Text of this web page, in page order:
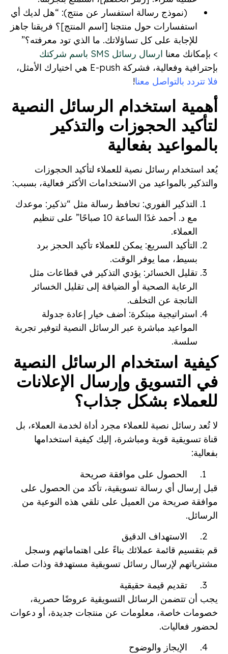
(نموذج رسالة استفسار عن منتج): “هل لديك أي
استفسارات حول منتجنا [اسم المنتج]؟ فريقنا جاهز
للإجابة على كل تساؤلاتك. ما الذي تود معرفته؟”
> بإمكانك معنا ارسال رسائل SMS باسم شركتك
بإحترافية وفعالية، فشركة E-push هي اختيارك الأمثل،
فلا تتردد بالتواصل معنا!
أهمية استخدام الرسائل النصية
لتأكيد الحجوزات والتذكير
بالمواعيد بفعالية
يُعد استخدام رسائل نصية للعملاء لتأكيد الحجوزات
والتذكير بالمواعيد من الاستخدامات الأكثر فعالية، بسبب:
التذكير الفوري: تحافظ رسالة مثل “تذكير: موعدك
مع د. أحمد غدًا الساعة 10 صباحًا” على تنظيم
العملاء.
التأكيد السريع: يمكن للعملاء تأكيد الحجز برد
بسيط، مما يوفر الوقت.
تقليل الخسائر: يؤدي التذكير في قطاعات مثل
الرعاية الصحية أو الضيافة إلى تقليل الخسائر
الناتجة عن التخلف.
استراتيجية مبتكرة: أضف خيار إعادة جدولة
المواعيد مباشرة عبر الرسائل النصية لتوفير تجربة
سلسة.
كيفية استخدام الرسائل النصية
في التسويق وإرسال الإعلانات
للعملاء بشكل جذاب؟
لا تُعد رسائل نصية للعملاء مجرد أداة لخدمة العملاء، بل
قناة تسويقية قوية ومباشرة، إليك كيفية استخدامها
بفعالية:
الحصول على موافقة صريحة
قبل إرسال أي رسالة تسويقية، تأكد من الحصول على
موافقة صريحة من العميل على تلقي هذه النوعية من
الرسائل.
الاستهداف الدقيق
قم بتقسيم قائمة عملائك بناءً على اهتماماتهم وسجل
مشترياتهم لإرسال رسائل تسويقية مستهدفة وذات صلة.
تقديم قيمة حقيقية
يجب أن تتضمن الرسائل التسويقية عروضًا حصرية،
خصومات خاصة، معلومات عن منتجات جديدة، أو دعوات
لحضور فعاليات.
الإيجاز والوضوح